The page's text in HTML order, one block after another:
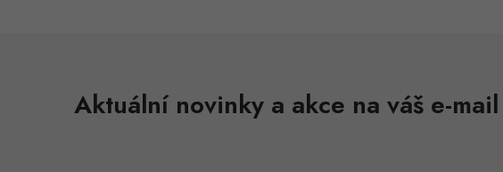
Aktuální novinky a akce na váš e-mail